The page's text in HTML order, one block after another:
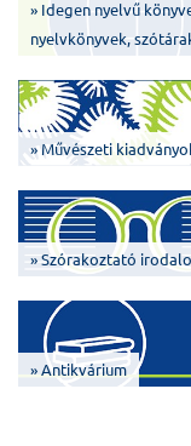
» Idegen nyelvű
nyelvkönyvek,
» Művészeti
» Szórakoztató
» Antikvárium